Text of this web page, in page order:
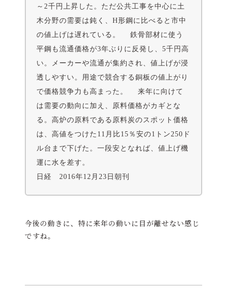
～2千円上昇した。ただ公共工事を中心に土
木分野の需要は鈍く、H形鋼に比べると市中
の値上げは遅れている。 鉄骨部材に使う
平鋼も流通価格が3年ぶりに反発し、5千円高
い。メーカーや流通が集約され、値上げが浸
透しやすい。用途で競合する銅板の値上がり
で価格競争力も高まった。 来年に向けて
は需要の動向に加え、原料価格がカギとな
る。高炉の原料である原料炭のスポット価格
は、高値をつけた11月比15％安の1トン250ド
ル台まで下げた。一段安となれば、値上げ機
運に水を差す。
日経 2016年12月23日朝刊
今後の動きに、特に来年の動いに目が離せない感じ
ですね。